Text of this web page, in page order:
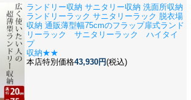
ランドリー収納 サニタリー収納 洗面所収納
ランドリーラック サニタリーラック 脱衣場
収納 通販薄型幅75cmのフラップ扉式ランド
リーラック サニタリーラック ハイタイ
プ
収納★★
本店特別価格43,930円(税込)